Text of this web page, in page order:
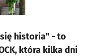
historia" - to
która kilka dni